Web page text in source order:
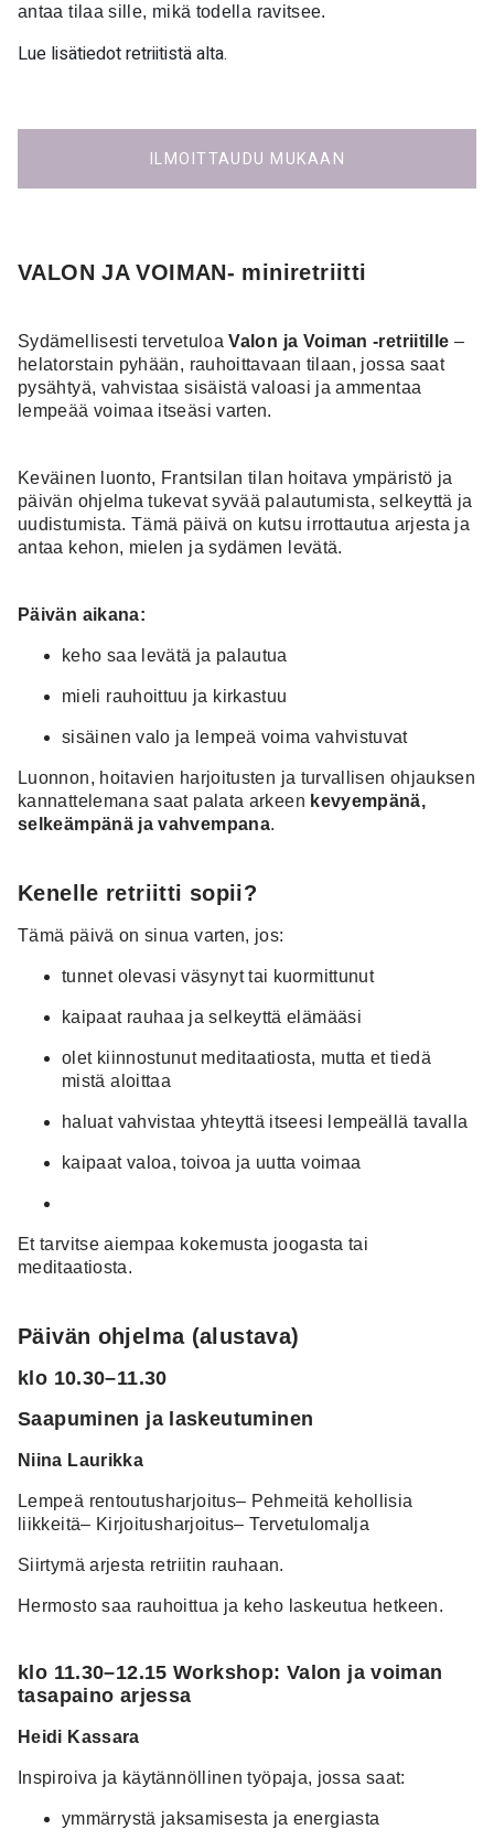
antaa tilaa sille, mikä todella ravitsee.
Lue lisätiedot retriitistä alta.
ILMOITTAUDU MUKAAN
VALON JA VOIMAN- miniretriitti
Sydämellisesti tervetuloaValon ja Voiman -retriitille –
helatorstain pyhään, rauhoittavaan tilaan, jossa saat
pysähtyä, vahvistaa sisäistä valoasi ja ammentaa
lempeää voimaa itseäsi varten.
Keväinen luonto, Frantsilan tilan hoitava ympäristö ja
päivän ohjelma tukevat syvää palautumista, selkeyttä ja
uudistumista. Tämä päivä on kutsu irrottautua arjesta ja
antaa kehon, mielen ja sydämen levätä.
Päivän aikana:
keho saa levätä ja palautua
mieli rauhoittuu ja kirkastuu
sisäinen valo ja lempeä voima vahvistuvat
Luonnon, hoitavien harjoitusten ja turvallisen ohjauksen
kannattelemana saat palata arkeen kevyempänä,
selkeämpänä ja vahvempana.
Kenelle retriitti sopii?
Tämä päivä on sinua varten, jos:
tunnet olevasi väsynyt tai kuormittunut
kaipaat rauhaa ja selkeyttä elämääsi
olet kiinnostunut meditaatiosta, mutta et tiedä
mistä aloittaa
haluat vahvistaa yhteyttä itseesi lempeällä tavalla
kaipaat valoa, toivoa ja uutta voimaa
Et tarvitse aiempaa kokemusta joogasta tai
meditaatiosta.
Päivän ohjelma (alustava)
klo 10.30–11.30
Saapuminen ja laskeutuminen
Niina Laurikka
Lempeä rentoutusharjoitus– Pehmeitä kehollisia
liikkeitä– Kirjoitusharjoitus– Tervetulomalja
Siirtymä arjesta retriitin rauhaan.
Hermosto saa rauhoittua ja keho laskeutua hetkeen.
klo 11.30–12.15 Workshop: Valon ja voiman
tasapaino arjessa
Heidi Kassara
Inspiroiva ja käytännöllinen työpaja, jossa saat:
ymmärrystä jaksamisesta ja energiasta